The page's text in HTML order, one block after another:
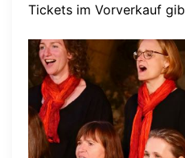
Tickets im Vorverkauf